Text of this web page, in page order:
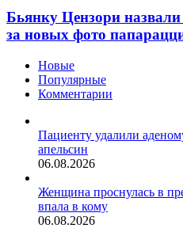
для
здоровья
назвали
эксгибиционисткой
из-
новых
фото
папарацци
Бьянку Цензори
за новых фото
Новые
Популярные
Комментарии
Пациенту удалили
апельсин
06.08.2026
Женщина проснулась в
впала в кому
06.08.2026